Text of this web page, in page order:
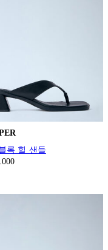
록 힐 샌들